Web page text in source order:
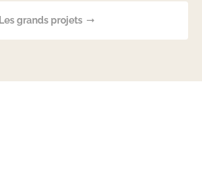
Les grands projets